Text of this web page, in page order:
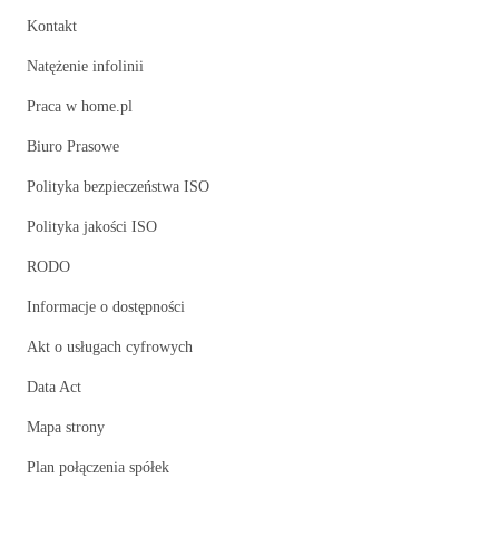
Kontakt
Natężenie infolinii
Praca w home.pl
Biuro Prasowe
Polityka bezpieczeństwa ISO
Polityka jakości ISO
RODO
Informacje o dostępności
Akt o usługach cyfrowych
Data Act
Mapa strony
Plan połączenia spółek